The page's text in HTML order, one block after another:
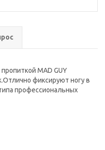
MAD GUY
фиксируют ногу в
профессиональных